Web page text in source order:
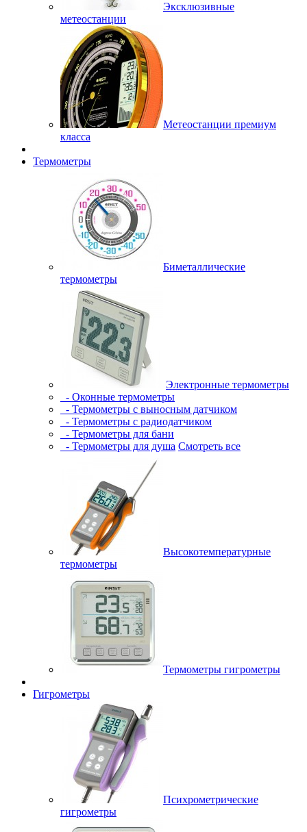
Эксклюзивные
метеостанции
Метеостанции премиум
класса
Термометры
Биметаллические
термометры
Электронные термометры
- Оконные термометры
- Термометры с выносным датчиком
- Термометры с радиодатчиком
- Термометры для бани
- Термометры для душа Смотреть все
Высокотемпературные
термометры
Термометры гигрометры
Гигрометры
Психрометрические
гигрометры